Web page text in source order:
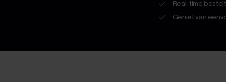
Real-time
Geniet van